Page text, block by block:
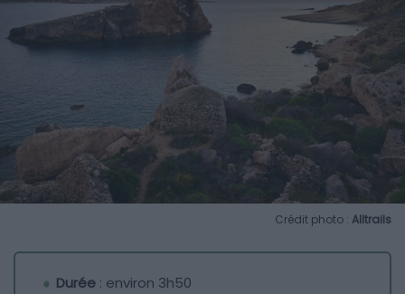
Crédit photo : Alltrails
Durée : environ 3h50